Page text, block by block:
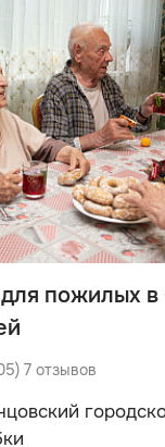
пожилых
7 отзывов